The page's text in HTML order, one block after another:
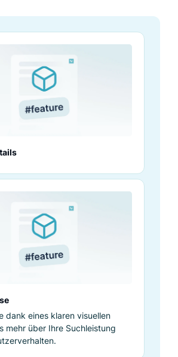
dank eines klaren visuellen
mehr über Ihre Suchleistung